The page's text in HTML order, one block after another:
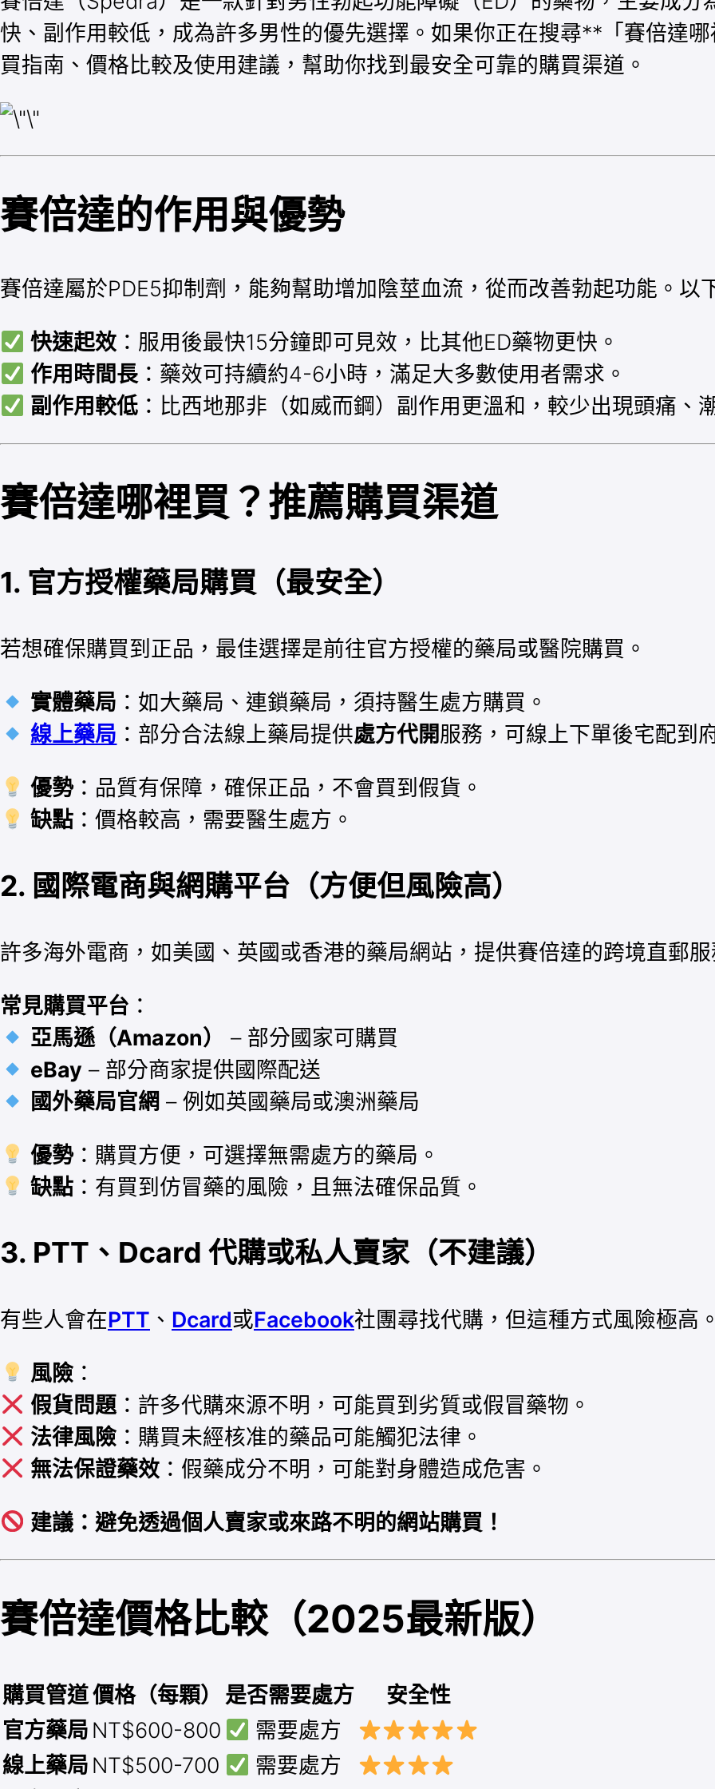
快、副作用較低，成為許多男性的優先選擇。如果你正在搜尋**「賽倍達
買指南、價格比較及使用建議，幫助你找到最安全可靠的購買渠道。
賽倍達的作用與優勢
賽倍達屬於PDE5抑制劑，能夠幫助增加陰莖血流，從而改善勃起功能。以
快速起效 ：服用後最快15分鐘即可見效，比其他ED藥物更快。
作用時間長 ：藥效可持續約4-6小時，滿足大多數使用者需求。
副作用較低 ：比西地那非（如威而鋼）副作用更溫和，較少出現頭痛、
賽倍達哪裡買？推薦購買渠道
1. 官方授權藥局購買 （最安全）
若想確保購買到正品，最佳選擇是前往官方授權的藥局或醫院購買。
實體藥局 ：如大藥局、連鎖藥局，須持醫生處方購買。
線上藥局 ：部分合法線上藥局提供處方代開服務，可線上下單後宅配到
優勢：品質有保障，確保正品，不會買到假貨。
缺點 ：價格較高，需要醫生處方。
2. 國際電商與網購平台 （方便但風險高）
許多海外電商，如美國、英國或香港的藥局網站，提供賽倍達的跨境直郵服
常見購買平台 ：
亞馬遜（Amazon）
– 部分國家可購買
eBay – 部分商家提供國際配送
國外藥局官網 – 例如英國藥局或澳洲藥局
優勢：購買方便，可選擇無需處方的藥局。
缺點 ：有買到仿冒藥的風險，且無法確保品質。
3. PTT、Dcard 代購或私人賣家（不建議）
有些人會在PTT 、 Dcard或Facebook社團尋找代購，但這種方式風險極高。
風險 ：
假貨問題 ：許多代購來源不明，可能買到劣質或假冒藥物。
法律風險 ：購買未經核准的藥品可能觸犯法律。
無法保證藥效 ：假藥成分不明，可能對身體造成危害。
建議：避免透過個人賣家或來路不明的網站購買！
賽倍達價格比較（2025最新版）
購買管道價格（每顆） 是否需要處方
安全性
官方藥局 NT$600-800
需要處方
線上藥局 NT$500-700
需要處方